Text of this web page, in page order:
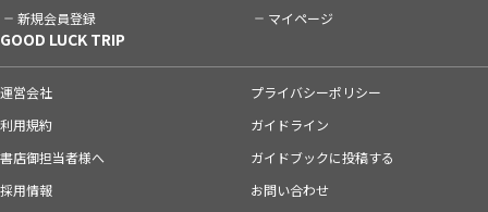
新規会員登録 マイページ
GOOD LUCK TRIP
運営会社
プライバシーポリシー
利用規約
ガイドライン
書店御担当者様へ
ガイドブックに投稿する
採用情報
お問い合わせ